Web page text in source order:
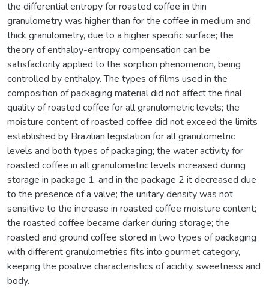
the differential entropy for roasted coffee in thin
granulometry was higher than for the coffee in medium and
thick granulometry, due to a higher specific surface; the
theory of enthalpy-entropy compensation can be
satisfactorily applied to the sorption phenomenon, being
controlled by enthalpy. The types of films used in the
composition of packaging material did not affect the final
quality of roasted coffee for all granulometric levels; the
moisture content of roasted coffee did not exceed the limits
established by Brazilian legislation for all granulometric
levels and both types of packaging; the water activity for
roasted coffee in all granulometric levels increased during
storage in package 1, and in the package 2 it decreased due
to the presence of a valve; the unitary density was not
sensitive to the increase in roasted coffee moisture content;
the roasted coffee became darker during storage; the
roasted and ground coffee stored in two types of packaging
with different granulometries fits into gourmet category,
keeping the positive characteristics of acidity, sweetness and
body.